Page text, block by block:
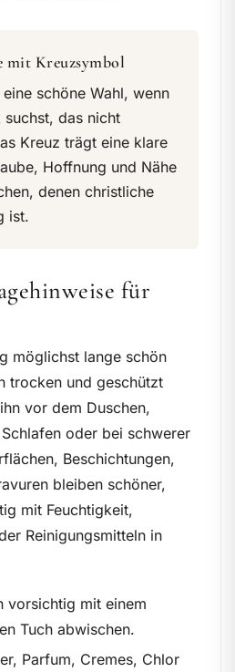
mit Kreuzsymbol
schöne Wahl, wenn
suchst, das nicht
Kreuz trägt eine klare
Hoffnung und Nähe
denen christliche
ist.
für
möglichst lange schön
trocken und geschützt
vor dem Duschen,
oder bei schwerer
Beschichtungen,
bleiben schöner,
mit Feuchtigkeit,
Reinigungsmitteln in
vorsichtig mit einem
Tuch abwischen.
Parfum, Cremes, Chlor